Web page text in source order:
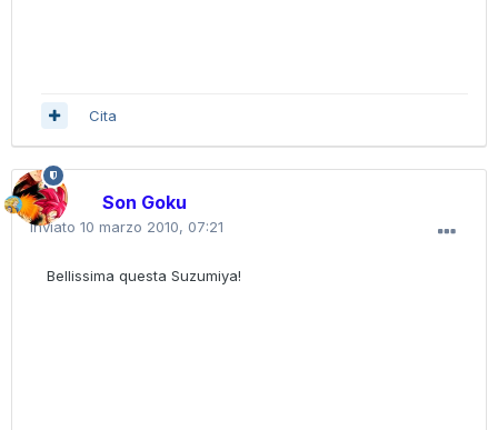
Cita
Son Goku
Inviato 10 marzo 2010, 07:21
Bellissima questa Suzumiya!